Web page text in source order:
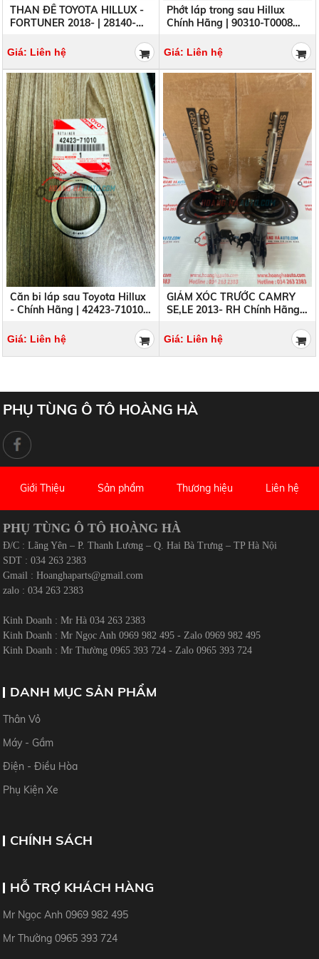
Căn bi láp sau Toyota Hillux
- Chính Hãng | 42423-71010
42423-0K020
Giá: Liên hệ
GIẢM XÓC TRƯỚC CAMRY
SE,LE 2013- RH Chính Hãng |
48510-09873 4851009873
Giá: Liên hệ
PHỤ TÙNG Ô TÔ HOÀNG HÀ
Giới Thiệu Sản phẩm Thương hiệu
PHỤ TÙNG Ô TÔ HOÀNG HÀ
Đ/C : Lãng Yên – P. Thanh Lương – Q. Hai Bà Trưng – TP Hà Nội
Gmail :Hoanghaparts@gmail.com
zalo : 034 263 2383
Kinh Doanh : Mr Hà 034 263 2383
Kinh Doanh : Mr Ngọc Anh 0969 982 495 - Zalo 0969 982 495
Kinh Doanh : Mr Thường 0965 393 724 - Zalo 0965 393 724
Thân Vỏ
Điện - Điều Hòa
CHÍNH SÁCH
Mr Ngọc Anh 0969 982 495